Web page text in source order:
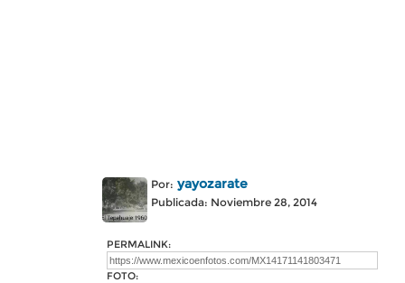
Por: yayozarate
Publicada: Noviembre 28, 2014
PERMALINK:
FOTO: